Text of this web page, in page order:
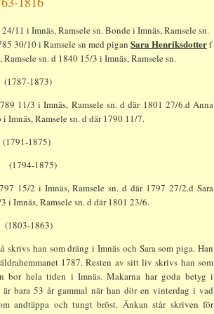
11 i Imnäs, Ramsele sn. Bonde i Imnäs, Ramsele sn.
30/10 i Ramsele sn med pigan Sara Henriksdotterf
sn. d 1840 15/3 i Imnäs, Ramsele sn.
(1787-1873)
11/3 i Imnäs, Ramsele sn. d där 1801 27/6.d Anna
Imnäs, Ramsele sn. d där 1790 11/7.
(1791-1875)
(1794-1875)
15/2 i Imnäs, Ramsele sn. d där 1797 27/2.d Sara
i Imnäs, Ramsele sn. d där 1801 23/6.
(1803-1863)
skrivs han som dräng i Imnäs och Sara som piga. Han
1787. Resten av sitt liv skrivs han som
bor hela tiden i Imnäs. Makarna har goda betyg i
bara 53 år gammal när han dör en vinterdag i vad
andtäppa och tungt bröst. Änkan står skriven för